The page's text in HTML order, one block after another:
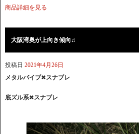
商品詳細を見る
大阪湾奥が上向き傾向♫
投稿日 2021年4月26日
メタルバイブ✖︎ スナブレ
底ズル系✖︎ スナブレ